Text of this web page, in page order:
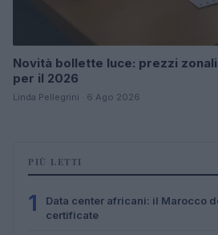
Novità bollette luce: prezzi
per il 2026
Linda Pellegrini · 6 Ago 2026
PIÙ LETTI
1
Data center africani: il Marocco
certificate